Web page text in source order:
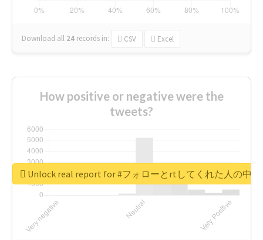
Download all 24 records in: CSV Excel
How positive or negative were the
tweets?
Unlock real report for #フォローとrtしてくれた人の中